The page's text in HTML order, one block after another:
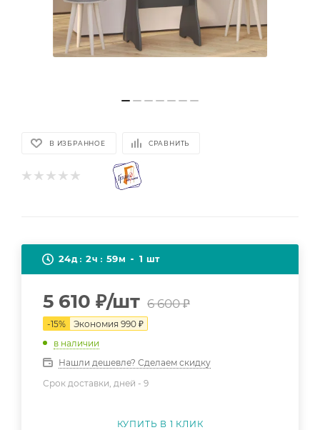
В ИЗБРАННОЕ СРАВНИТЬ
24д 2ч 59м 1 шт
5 610 ₽/шт 6 600₽
-15% Экономия 990 ₽
в наличии
Нашли дешевле? Сделаем скидку
Срок доставки, дней - 9
КУПИТЬ В 1 КЛИК